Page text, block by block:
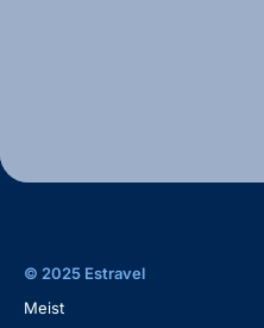
© 2025 Estravel
Meist